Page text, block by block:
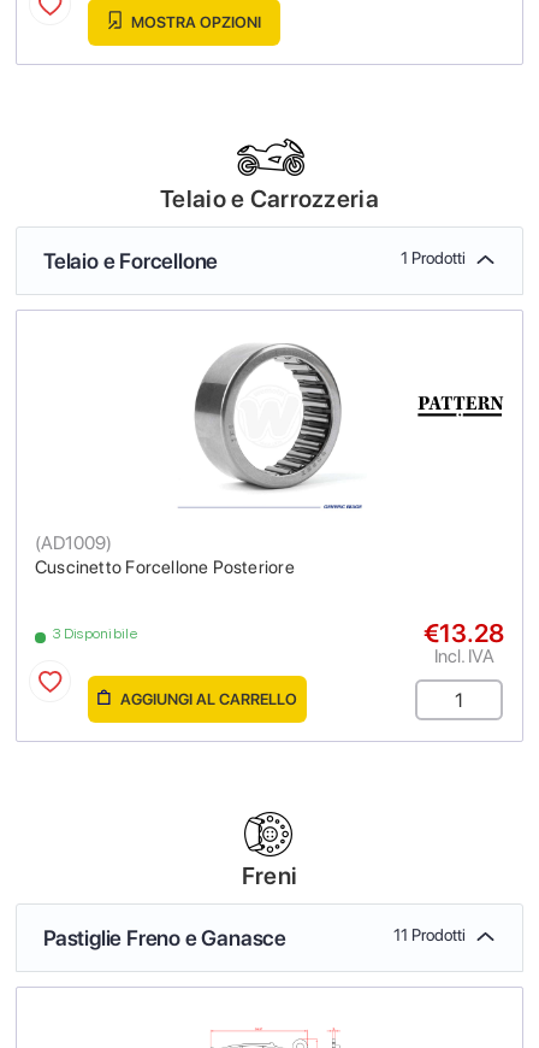
MOSTRA OPZIONI
Telaio e Carrozzeria
Telaio e Forcellone 1 Prodotti
Cuscinetto Forcellone Posteriore
(AD1009)
3 Disponibile €13.28
Incl. IVA
AGGIUNGI AL CARRELLO
Freni
Pastiglie Freno e Ganasce 11 Prodotti